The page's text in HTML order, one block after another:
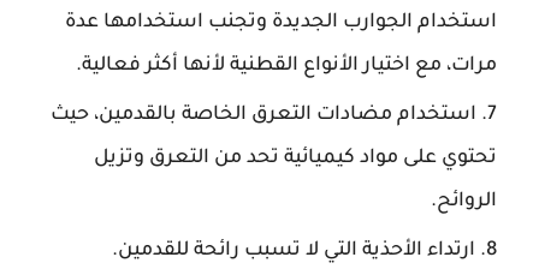
استخدام الجوارب الجديدة وتجنب استخدامها عدة
مرات، مع اختيار الأنواع القطنية لأنها أكثر فعالية.
استخدام مضادات التعرق الخاصة بالقدمين، حيث
تحتوي على مواد كيميائية تحد من التعرق وتزيل
الروائح.
ارتداء الأحذية التي لا تسبب رائحة للقدمين.